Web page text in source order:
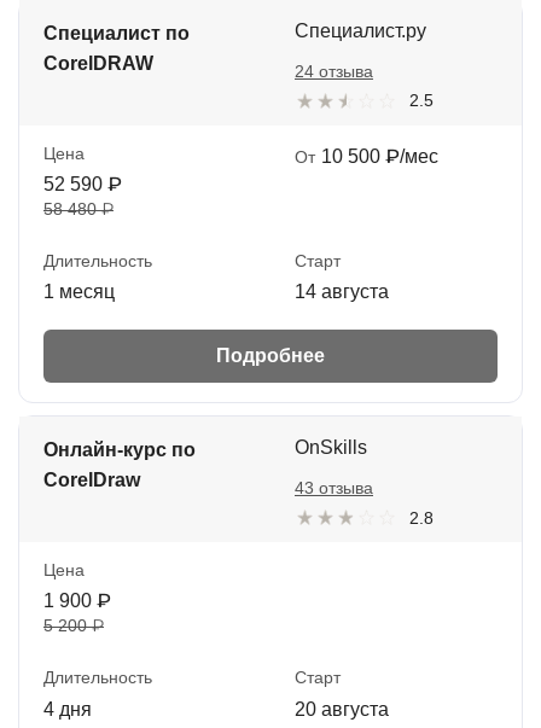
Специалист по
CorelDRAW
Специалист.ру
2.5
24 отзыва
Цена
52 590 ₽
58 480 ₽
От 10 500 ₽/мес
Длительность
1 месяц
Старт
14 августа
Подробнее
Онлайн-курс по
CorelDraw
OnSkills
2.8
43 отзыва
Цена
1 900 ₽
5 200 ₽
Длительность
4 дня
Старт
20 августа